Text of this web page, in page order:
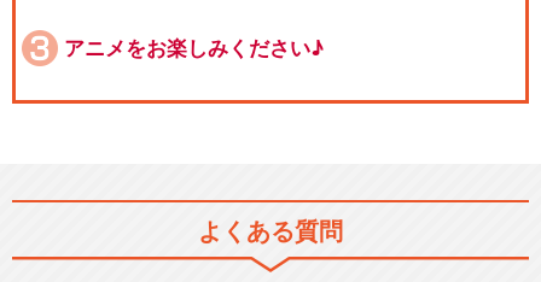
アニメをお楽しみください♪
よくある質問